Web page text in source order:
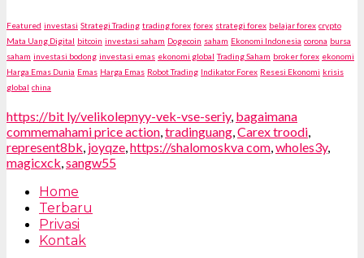
Featured investasi Strategi Trading trading forex forex strategi forex belajar forex crypto
Mata Uang Digital bitcoin investasi saham Dogecoin saham Ekonomi Indonesia corona bursa
saham investasi bodong investasi emas ekonomi global Trading Saham broker forex ekonomi
Harga Emas Dunia Emas Harga Emas Robot Trading Indikator Forex Resesi Ekonomi krisis
global china
https://bit ly/velikolepnyy-vek-vse-seriy, bagaimana
commemahami price action tradinguang Carex troodi
represent8bk joyqze https://shalomoskva com wholes3y,
magicxck sangw55
Home
Terbaru
Privasi
Kontak